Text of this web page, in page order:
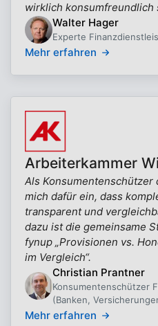
wirklich konsumfreundlich
Walter Hager
Experte
Mehr erfahren
Arbeiterkammer
Als Konsumentenschützer
mich dafür ein, dass
transparent und
dazu ist die gemeinsame
fynup „Provisionen vs.
im Vergleich“.
Christian Prantner
Konsumentenschützer
(Banken,
Mehr erfahren